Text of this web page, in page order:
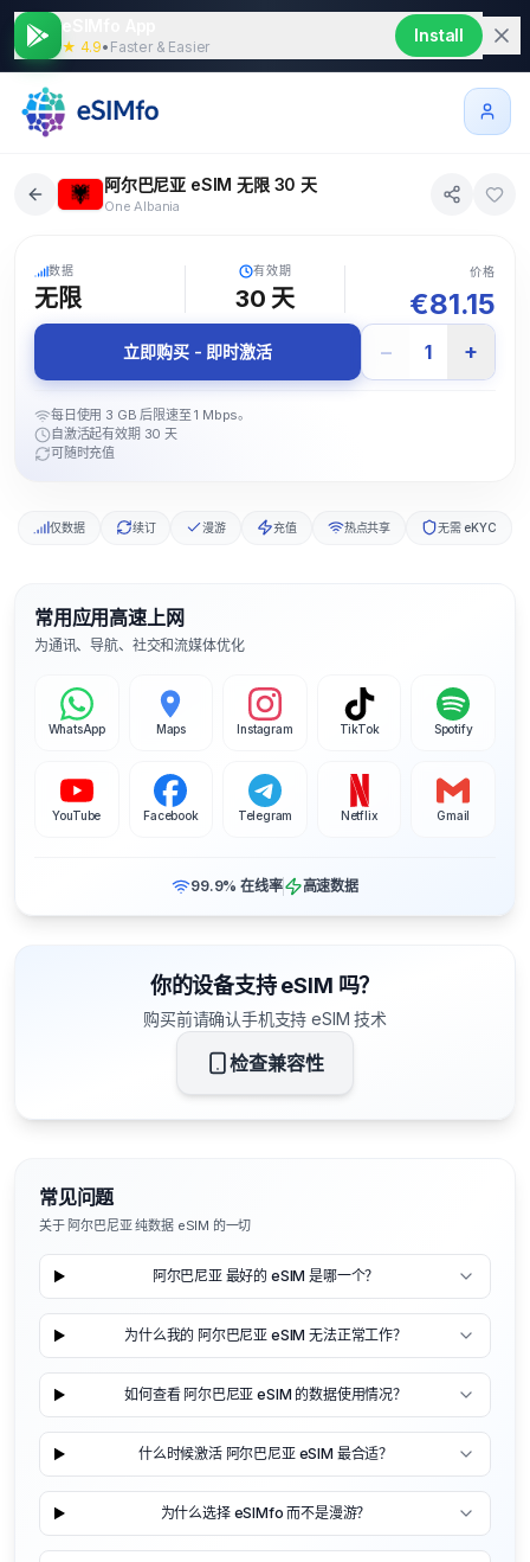
★ 4.9• Faster & Easier
Install
阿尔巴尼亚 eSIM 无限 30 天
One Albania
数据
无限
有效期
30 天
价格
€81.15
立即购买 - 即时激活 − 1 +
每日使用 3 GB 后限速至 1 Mbps。
自激活起有效期 30 天
可随时充值
仅数据 续订 漫游 充值 热点共享 无需 eKYC
常用应用高速上网
为通讯、导航、社交和流媒体优化
WhatsApp Maps Instagram TikTok Spotify
YouTube Facebook Telegram Netflix Gmail
99.9% 在线率 高速数据
你的设备支持 eSIM 吗？
购买前请确认手机支持 eSIM 技术
检查兼容性
常见问题
关于 阿尔巴尼亚 纯数据 eSIM 的一切
阿尔巴尼亚 最好的 eSIM 是哪一个？
为什么我的 阿尔巴尼亚 eSIM 无法正常工作？
如何查看 阿尔巴尼亚 eSIM 的数据使用情况？
什么时候激活 阿尔巴尼亚 eSIM 最合适？
为什么选择 eSIMfo 而不是漫游？